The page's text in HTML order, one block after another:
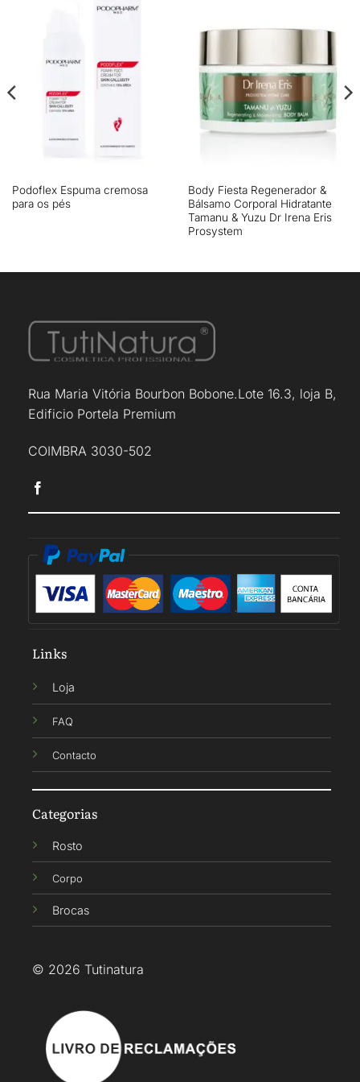
Podoflex Espuma cremosa
para os pés
Body Fiesta Regenerador &
Bálsamo Corporal Hidratante
Tamanu & Yuzu Dr Irena Eris
Prosystem
Rua Maria Vitória Bourbon Bobone.Lote 16.3, loja B,
Edificio Portela Premium
COIMBRA 3030-502
Links
Loja
FAQ
Contacto
Categorias
Rosto
Corpo
Brocas
© 2026 Tutinatura